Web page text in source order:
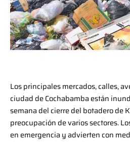
Los principales mercados, calles,
ciudad de Cochabamba están
semana del cierre del botadero de
preocupación de varios sectores.
en emergencia y advierten con